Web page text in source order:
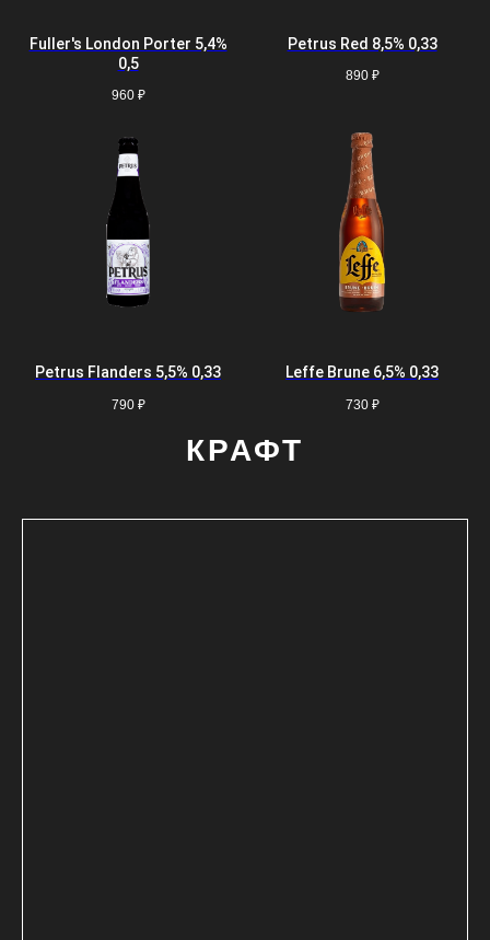
Fuller's London Porter 5,4%
0,5
960 ₽
Petrus Red 8,5% 0,33
890 ₽
Petrus Flanders 5,5% 0,33
790 ₽
Leffe Brune 6,5% 0,33
730 ₽
КРАФТ